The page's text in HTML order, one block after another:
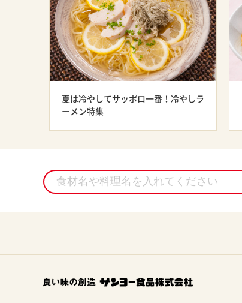
夏は冷やしてサッポロ一番！冷やしラ
ーメン特集